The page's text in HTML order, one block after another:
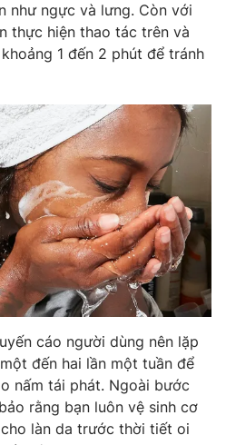
English
hình Việt Nam
báo điện tử số 483/GP-BTTTT
Mỹ Hạnh, Phạm Quốc Thắng,
- 024.38 355 932
như ngực và lưng. Còn với
thực hiện thao tác trên và
1 đến 2 phút để tránh
cáo người dùng nên lặp
đến hai lần một tuần để
nấm tái phát. Ngoài bước
rằng bạn luôn vệ sinh cơ
làn da trước thời tiết oi